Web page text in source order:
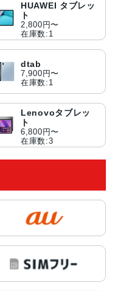
HUAWEI タブレッ
ト
2,800円〜
在庫数:1
dtab
7,900円〜
在庫数:1
Lenovoタブレッ
ト
6,800円〜
在庫数:3